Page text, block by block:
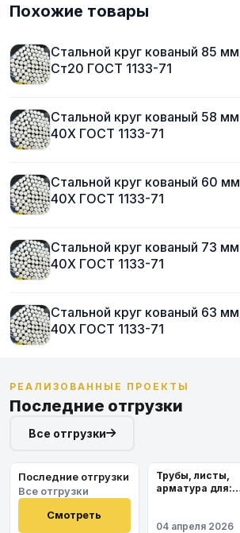
Похожие товары
Стальной круг кованый 85 мм
Ст20 ГОСТ 1133-71
Стальной круг кованый 58 мм
40Х ГОСТ 1133-71
Стальной круг кованый 60 мм
40Х ГОСТ 1133-71
Стальной круг кованый 73 мм
40Х ГОСТ 1133-71
Стальной круг кованый 63 мм
40Х ГОСТ 1133-71
РЕАЛИЗОВАННЫЕ ПРОЕКТЫ
Последние отгрузки
Все отгрузки
Последние отгрузки
Все отгрузки
Смотреть
Трубы, листы,
арматура для:
04 апреля 2026